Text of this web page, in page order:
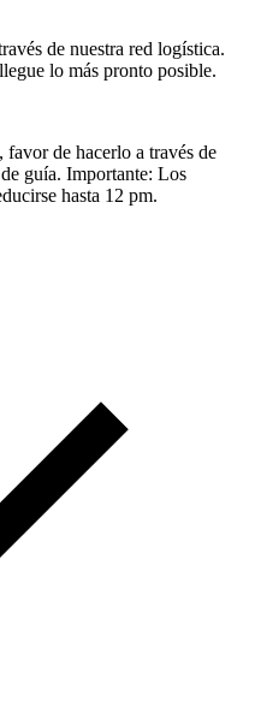
de nuestra red logística.
lo más pronto posible.
de hacerlo a través de
guía. Importante: Los
hasta 12 pm.